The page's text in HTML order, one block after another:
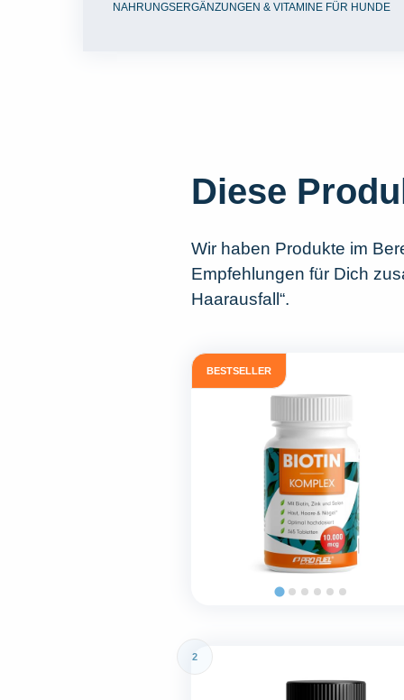
NAHRUNGSERGÄNZUNGEN & VITAMINE FÜR HUNDE
Diese
Wir haben Produkte im
Empfehlungen für Dich
Haarausfall“.
BESTSELLER
2